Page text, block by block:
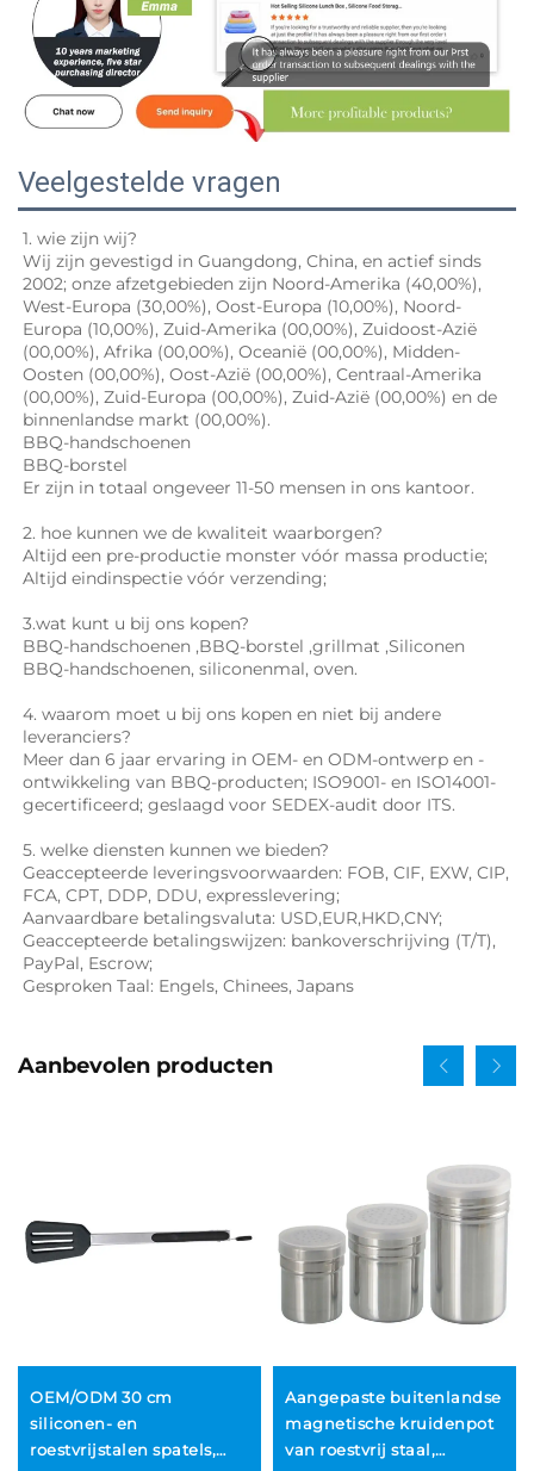
Veelgestelde vragen
1. wie zijn wij?
Wij zijn gevestigd in Guangdong, China, en actief sinds
2002; onze afzetgebieden zijn Noord-Amerika (40,00%),
West-Europa (30,00%), Oost-Europa (10,00%), Noord-
Europa (10,00%), Zuid-Amerika (00,00%), Zuidoost-Azië
(00,00%), Afrika (00,00%), Oceanië (00,00%), Midden-
Oosten (00,00%), Oost-Azië (00,00%), Centraal-Amerika
(00,00%), Zuid-Europa (00,00%), Zuid-Azië (00,00%) en de
binnenlandse markt (00,00%).
BBQ-handschoenen
BBQ-borstel
Er zijn in totaal ongeveer 11-50 mensen in ons kantoor.
2. hoe kunnen we de kwaliteit waarborgen?
Altijd een pre-productie monster vóór massa productie;
Altijd eindinspectie vóór verzending;
3.wat kunt u bij ons kopen?
BBQ-handschoenen ,BBQ-borstel ,grillmat ,Siliconen
BBQ-handschoenen, siliconenmal, oven.
4. waarom moet u bij ons kopen en niet bij andere
leveranciers?
Meer dan 6 jaar ervaring in OEM- en ODM-ontwerp en -
ontwikkeling van BBQ-producten; ISO9001- en ISO14001-
gecertificeerd; geslaagd voor SEDEX-audit door ITS.
5. welke diensten kunnen we bieden?
Geaccepteerde leveringsvoorwaarden: FOB, CIF, EXW, CIP,
FCA, CPT, DDP, DDU, expresslevering;
Aanvaardbare betalingsvaluta: USD,EUR,HKD,CNY;
Geaccepteerde betalingswijzen: bankoverschrijving (T/T),
PayPal, Escrow;
Gesproken Taal: Engels, Chinees, Japans
Aanbevolen producten
OEM/ODM 30 cm
siliconen- en
roestvrijstalen spatels,
Aangepaste buitenlandse
magnetische kruidenpot
van roestvrij staal,